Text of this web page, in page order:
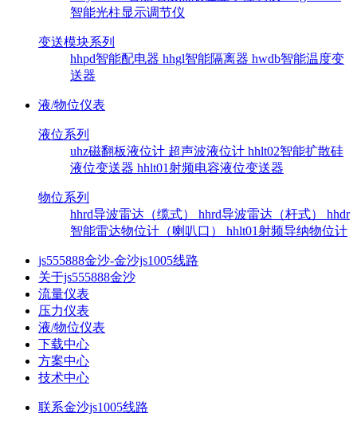
智能光柱显示调节仪
变送模块系列
hhpd智能配电器 hhgl智能隔离器 hwdb智能温度变
送器
液/物位仪表
液位系列
uhz磁翻板液位计 超声波液位计 hhlt02智能扩散硅
液位变送器 hhlt01射频电容液位变送器
物位系列
hhrd导波雷达（缆式） hhrd导波雷达（杆式） hhdr
智能雷达物位计（喇叭口） hhlt01射频导纳物位计
js555888金沙-金沙js1005线路
关于js555888金沙
流量仪表
压力仪表
液/物位仪表
下载中心
方案中心
技术中心
联系金沙js1005线路